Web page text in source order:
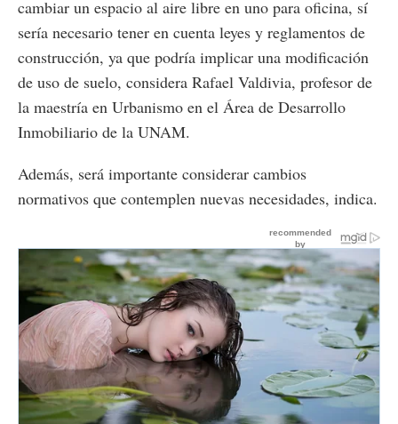
cambiar un espacio al aire libre en uno para oficina, sí
sería necesario tener en cuenta leyes y reglamentos de
construcción, ya que podría implicar una modificación
de uso de suelo, considera Rafael Valdivia, profesor de
la maestría en Urbanismo en el Área de Desarrollo
Inmobiliario de la UNAM.
Además, será importante considerar cambios
normativos que contemplen nuevas necesidades, indica.